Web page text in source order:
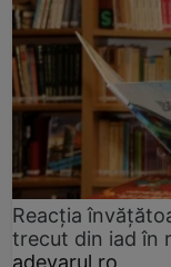
Reacția
trecut din iad în
adevarul.ro